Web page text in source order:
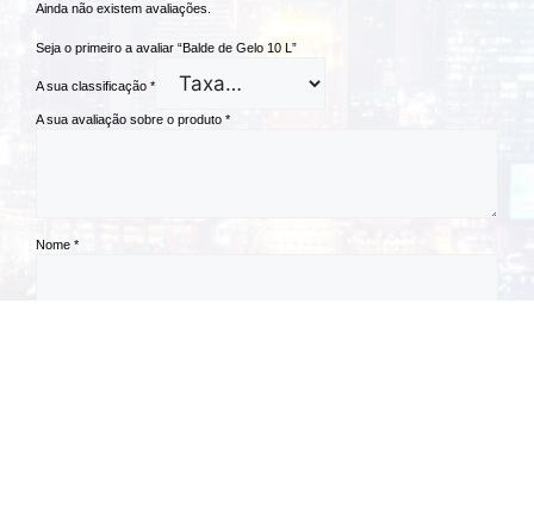
Ainda não existem avaliações.
Seja o primeiro a avaliar “Balde de Gelo 10 L”
A sua classificação *
A sua avaliação sobre o produto *
Nome *